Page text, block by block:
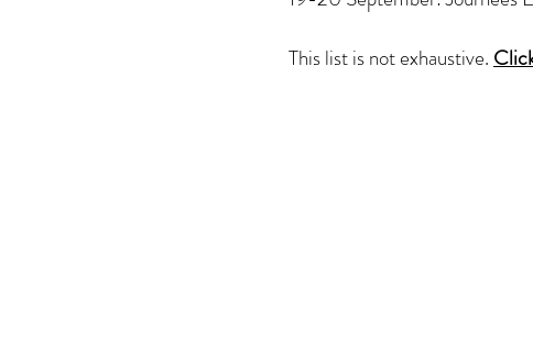
This list is not exhaustive.